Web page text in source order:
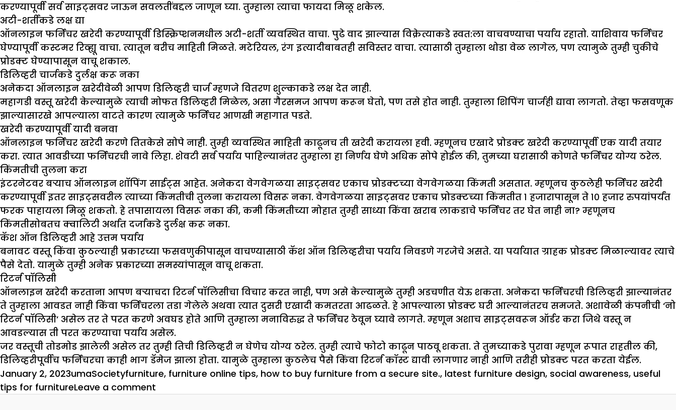
करण्यापूर्वी सर्व साइट्सवर जाऊन सवलतींबद्दल जाणून घ्या. तुम्हाला त्याचा फायदा मिळू शकेल.
अटी-शर्तींकडे लक्ष द्या
ऑनलाइन फर्निचर खरेदी करण्यापूर्वी डिस्क्रिप्शनमधील अटी-शर्ती व्यवस्थित वाचा. पुढे वाद झाल्यास विक्रेत्याकडे स्वत:ला वाचवण्याचा पर्याय रहातो. याशिवाय फर्निचर
घेण्यापूर्वी कस्टमर रिव्ह्यू वाचा. त्यातून बरीच माहिती मिळते. मटेरियल, रंग इत्यादीबाबतही सविस्तर वाचा. त्यासाठी तुम्हाला थोडा वेळ लागेल, पण त्यामुळे तुम्ही चुकीचे
प्रोडक्ट घेण्यापासून वाचू शकाल.
डिलिव्हरी चार्जकडे दुर्लक्ष करू नका
अनेकदा ऑनलाइन खरेदीवेळी आपण डिलिव्हरी चार्ज म्हणजे वितरण शुल्काकडे लक्ष देत नाही.
महागडी वस्तू खरेदी केल्यामुळे त्याची मोफत डिलिव्हरी मिळेल, असा गैरसमज आपण करून घेतो, पण तसे होत नाही. तुम्हाला शिपिंग चार्जही द्यावा लागतो. तेव्हा फसवणूक
झाल्यासारखे आपल्याला वाटते कारण त्यामुळे फर्निचर आणखी महागात पडते.
खरेदी करण्यापूर्वी यादी बनवा
ऑनलाइन फर्निचर खरेदी करणे तितकेसे सोपे नाही. तुम्ही व्यवस्थित माहिती काढूनच ती खरेदी करायला हवी. म्हणूनच एखादे प्रोडक्ट खरेदी करण्यापूर्वी एक यादी तयार
करा. त्यात आवडीच्या फर्निचरची नावे लिहा. शेवटी सर्व पर्याय पाहिल्यानंतर तुम्हाला हा निर्णय घेणे अधिक सोपे होईल की, तुमच्या घरासाठी कोणते फर्निचर योग्य ठरेल.
किंमतीची तुलना करा
इंटरनेटवर बऱ्याच ऑनलाइन शॉपिंग साईट्स आहेत. अनेकदा वेगवेगळया साइट्सवर एकाच प्रोडक्टच्या वेगवेगळया किंमती असतात. म्हणूनच कुठलेही फर्निचर खरेदी
करण्यापूर्वी इतर साइट्सवरील त्याच्या किंमतीची तुलना करायला विसरू नका. वेगवेगळया साइट्सवर एकाच प्रोडक्टच्या किंमतीत १ हजारापासून ते १० हजार रुपयांपर्यंत
फरक पाहायला मिळू शकतो. हे तपासायला विसरू नका की, कमी किंमतीच्या मोहात तुम्ही साध्या किंवा खराब लाकडाचे फर्निचर तर घेत नाही ना? म्हणूनच
किंमतीसोबतच क्वालिटी अर्थात दर्जाकडे दुर्लक्ष करू नका.
कॅश ऑन डिलिव्हरी आहे उत्तम पर्याय
बनावट वस्तू किंवा कुठल्याही प्रकारच्या फसवणुकीपासून वाचण्यासाठी कॅश ऑन डिलिव्हरीचा पर्याय निवडणे गरजेचे असते. या पर्यायात ग्राहक प्रोडक्ट मिळाल्यावर त्याचे
पैसे देतो. यामुळे तुम्ही अनेक प्रकारच्या समस्यांपासून वाचू शकता.
रिटर्न पॉलिसी
ऑनलाइन खरेदी करताना आपण बऱ्याचदा रिटर्न पॉलिसीचा विचार करत नाही, पण असे केल्यामुळे तुम्ही अडचणीत येऊ शकता. अनेकदा फर्निचरची डिलिव्हरी झाल्यानंतर
ते तुम्हाला आवडत नाही किंवा फर्निचरला तडा गेलेले अथवा त्यात दुसरी एखादी कमतरता आढळते. हे आपल्याला प्रोडक्ट घरी आल्यानंतरच समजते. अशावेळी कंपनीची ‘नो
रिटर्न पॉलिसी’ असेल तर ते परत करणे अवघड होते आणि तुम्हाला मनाविरुद्ध ते फर्निचर ठेवून घ्यावे लागते. म्हणून अशाच साइट्सवरून ऑर्डर करा जिथे वस्तू न
आवडल्यास ती परत करण्याचा पर्याय असेल.
जर वस्तूची तोडमोड झालेली असेल तर तुम्ही तिची डिलिव्हरी न घेणेच योग्य ठरेल. तुम्ही त्याचे फोटो काढून पाठवू शकता. ते तुमच्याकडे पुरावा म्हणून रूपात राहतील की,
डिलिव्हरीपूर्वीच फर्निचरचा काही भाग डॅमेज झाला होता. यामुळे तुम्हाला कुठलेच पैसे किंवा रिटर्न कॉस्ट द्यावी लागणार नाही आणि तरीही प्रोडक्ट परत करता येईल.
Posted
on
January 2, 2023Author
umaCategories
SocietyTags
furniture, furniture online tips, how to buy furniture from a secure site., latest furniture design, social awareness, useful
tips for furnitureLeave a comment